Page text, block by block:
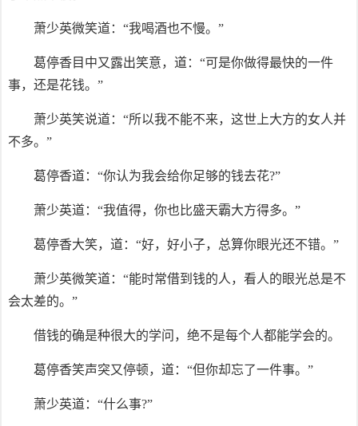
萧少英微笑道：“我喝酒也不慢。”
葛停香目中又露出笑意，道：“可是你做得最快的一件
事，还是花钱。”
萧少英笑说道：“所以我不能不来，这世上大方的女人并
不多。”
葛停香道：“你认为我会给你足够的钱去花?”
萧少英道：“我值得，你也比盛天霸大方得多。”
葛停香大笑，道：“好，好小子，总算你眼光还不错。”
萧少英微笑道：“能时常借到钱的人，看人的眼光总是不
会太差的。”
借钱的确是种很大的学问，绝不是每个人都能学会的。
葛停香笑声突又停顿，道：“但你却忘了一件事。”
萧少英道：“什么事?”